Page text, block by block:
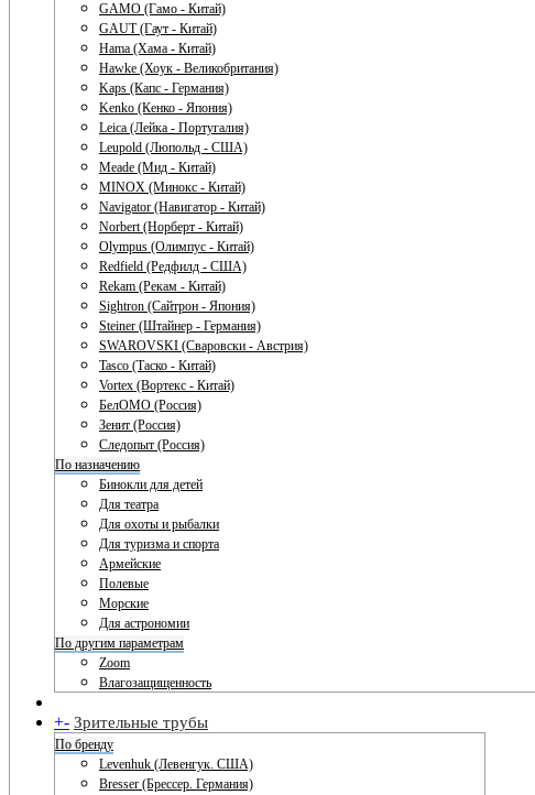
GAMO (Гамо - Китай)
GAUT (Гаут - Китай)
Hama (Хама - Китай)
Hawke (Хоук - Великобритания)
Kaps (Капс - Германия)
Kenko (Кенко - Япония)
Leica (Лейка - Португалия)
Leupold (Люпольд - США)
Meade (Мид - Китай)
MINOX (Минокс - Китай)
Navigator (Навигатор - Китай)
Norbert (Норберт - Китай)
Olympus (Олимпус - Китай)
Redfield (Редфилд - США)
Rekam (Рекам - Китай)
Sightron (Сайтрон - Япония)
Steiner (Штайнер - Германия)
SWAROVSKI (Сваровски - Австрия)
Tasco (Таско - Китай)
Vortex (Вортекс - Китай)
БелОМО (Россия)
Зенит (Россия)
Следопыт (Россия)
По назначению
Бинокли для детей
Для театра
Для охоты и рыбалки
Для туризма и спорта
Армейские
Полевые
Морские
Для астрономии
По другим параметрам
Zoom
Влагозащищенность
+- Зрительные трубы
По бренду
Levenhuk (Левенгук. США)
Bresser (Брессер. Германия)